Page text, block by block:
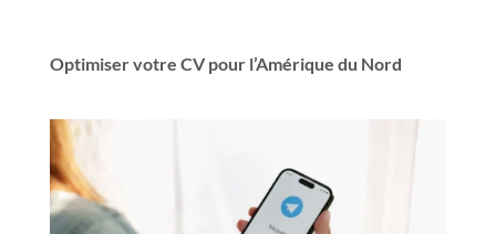
Optimiser votre CV pour l’Amérique du Nord